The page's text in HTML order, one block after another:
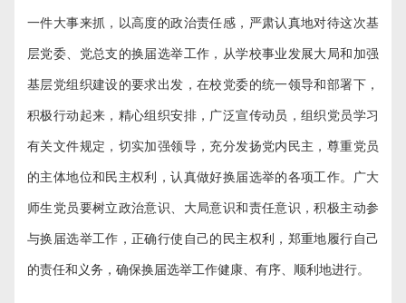
一件大事来抓，以高度的政治责任感，严肃认真地对待这次基
层党委、党总支的换届选举工作，从学校事业发展大局和加强
基层党组织建设的要求出发，在校党委的统一领导和部署下，
积极行动起来，精心组织安排，广泛宣传动员，组织党员学习
有关文件规定，切实加强领导，充分发扬党内民主，尊重党员
的主体地位和民主权利，认真做好换届选举的各项工作。广大
师生党员要树立政治意识、大局意识和责任意识，积极主动参
与换届选举工作，正确行使自己的民主权利，郑重地履行自己
的责任和义务，确保换届选举工作健康、有序、顺利地进行。